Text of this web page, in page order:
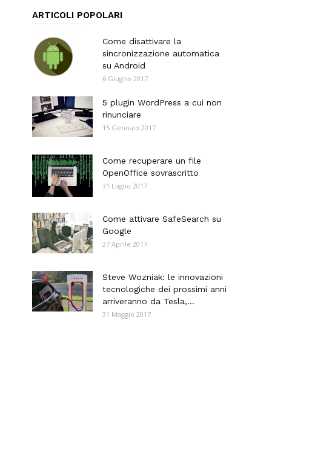
ARTICOLI POPOLARI
Come disattivare la
sincronizzazione automatica
su Android
6 Giugno 2017
5 plugin WordPress a cui non
rinunciare
15 Gennaio 2017
Come recuperare un file
OpenOffice sovrascritto
31 Luglio 2017
Come attivare SafeSearch su
Google
27 Aprile 2017
Steve Wozniak: le innovazioni
tecnologiche dei prossimi anni
arriveranno da Tesla,...
31 Maggio 2017